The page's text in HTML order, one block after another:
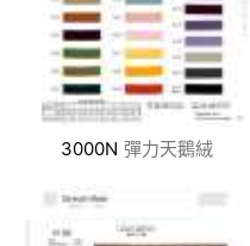
3000N 彈力天鵝絨